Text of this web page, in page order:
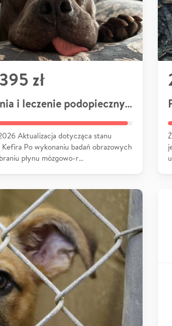
zł
Badania i leczenie podopiecznych
Aktualizacja dotycząca stanu
Kefira Po wykonaniu badań obrazowych
płynu mózgowo-r…